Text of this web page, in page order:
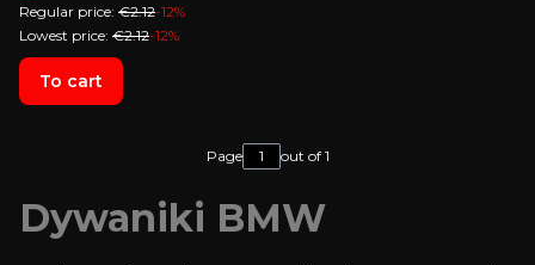
Regular price: €2.12-12%
Lowest price: €2.12-12%
To cart
Page out of 1
Dywaniki BMW